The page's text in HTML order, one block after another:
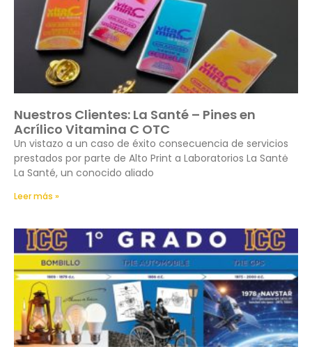
Nuestros Clientes: La Santé – Pines en
Acrílico Vitamina C OTC
Un vistazo a un caso de éxito consecuencia de servicios
prestados por parte de Alto Print a Laboratorios La Santė
La Santé, un conocido aliado
Leer más »